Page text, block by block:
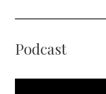
Podcast